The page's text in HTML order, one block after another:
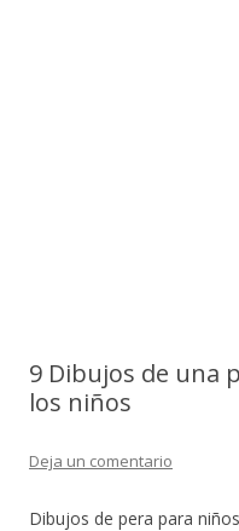
9 Dibujos de una
los niños
Deja un comentario
Dibujos de pera para niños